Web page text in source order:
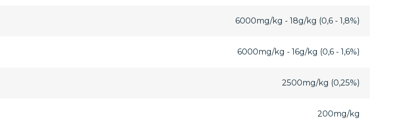
6000mg/kg - 18g/kg (0,6 - 1,8%)
6000mg/kg - 16g/kg (0,6 - 1,6%)
2500mg/kg (0,25%)
200mg/kg